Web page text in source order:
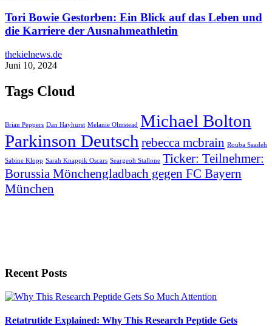
Tori Bowie Gestorben: Ein Blick auf das Leben und
die Karriere der Ausnahmeathletin
thekielnews.de
Juni 10, 2024
Tags Cloud
Brian Peppers Dan Hayhurst Melanie Olmstead Michael Bolton
Parkinson Deutsch rebecca mcbrain Rouba Saadeh
Sabine Klopp Sarah Knappik Oscars Seargeoh Stallone Ticker: Teilnehmer:
Borussia Mönchengladbach gegen FC Bayern
München
Recent Posts
Retatrutide Explained: Why This Research Peptide Gets